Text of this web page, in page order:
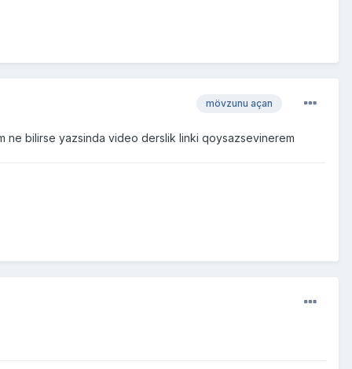
mövzunu açan
ne bilirse yazsinda video derslik linki qoysazsevinerem